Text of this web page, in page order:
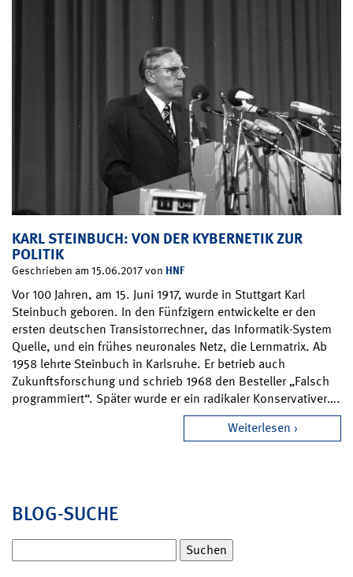
KARL STEINBUCH: VON DER KYBERNETIK ZUR
POLITIK
Geschrieben am 15.06.2017 von HNF
Vor 100 Jahren, am 15. Juni 1917, wurde in Stuttgart Karl
Steinbuch geboren. In den Fünfzigern entwickelte er den
ersten deutschen Transistorrechner, das Informatik-System
Quelle, und ein frühes neuronales Netz, die Lernmatrix. Ab
1958 lehrte Steinbuch in Karlsruhe. Er betrieb auch
Zukunftsforschung und schrieb 1968 den Besteller „Falsch
programmiert“. Später wurde er ein radikaler Konservativer….
Weiterlesen
BLOG-SUCHE
nach: